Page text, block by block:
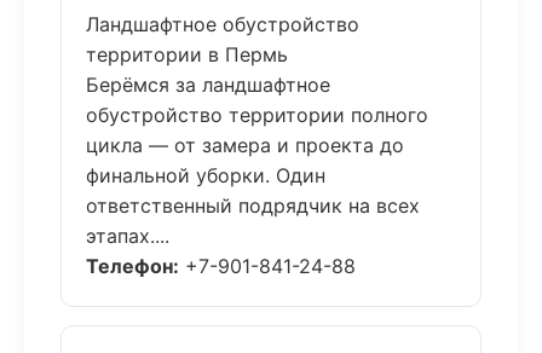
Ландшафтное обустройство
территории в Пермь
Берёмся за ландшафтное
обустройство территории полного
цикла — от замера и проекта до
финальной уборки. Один
ответственный подрядчик на всех
этапах....
Телефон: +7-901-841-24-88